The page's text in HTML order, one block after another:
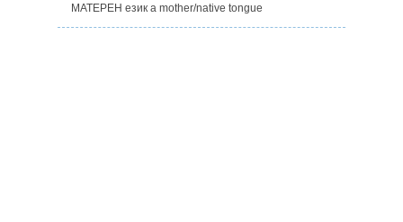
МАТЕРЕН език a mother/native tongue